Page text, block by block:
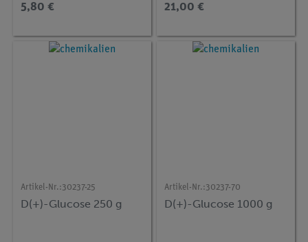
5,80 € 21,00 €
Artikel-Nr.:30237-25
D(+)-Glucose 250 g
Artikel-Nr.:30237-70
D(+)-Glucose 1000 g